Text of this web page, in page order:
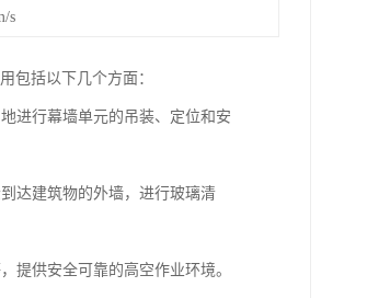
s
包括以下几个方面：
进行幕墙单元的吊装、定位和安
达建筑物的外墙，进行玻璃清
提供安全可靠的高空作业环境。